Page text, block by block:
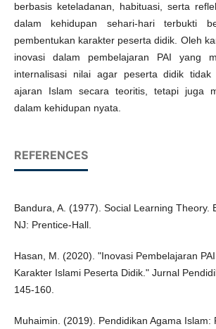
berbasis keteladanan, habituasi, serta
dalam kehidupan sehari-hari terbukti
pembentukan karakter peserta didik. Oleh
inovasi dalam pembelajaran PAI yang
internalisasi nilai agar peserta didik tidak
ajaran Islam secara teoritis, tetapi juga
dalam kehidupan nyata.
REFERENCES
Bandura, A. (1977). Social Learning Theory.
NJ: Prentice-Hall.
Hasan, M. (2020). "Inovasi Pembelajaran
Karakter Islami Peserta Didik." Jurnal
145-160.
Muhaimin. (2019). Pendidikan Agama Islam: